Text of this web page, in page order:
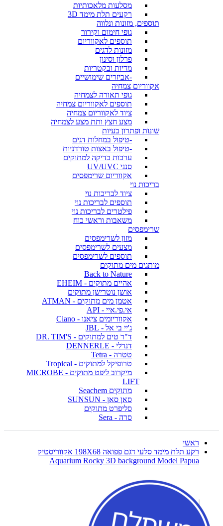
מסלעות מלאכותיות
רקעים תלת מימד 3D
תוספים, מזונות ונלווה
גופי חימום וקירור
תוספים לאקווריום
מזונות לדגים
פרלון וסינון
מדיות ובקטריות
-אביזרים שימושיים
אקווריום צמחיה
גופי תאורה לצמחיה
תוספים לאקווריום צמחיה
ציוד לאקווריום צמחיה
מצע חצץ ותת מצע לצמחיה
שונות ופתרון בעיות
-טיפול במחלות דגים
-טיפול באצות טורדניות
ערכות בדיקה למתוקים
סנני UV/UVC
אקווריום שרימפסים
בריכות נוי
ציוד לבריכות נוי
תוספים לבריכות נוי
פילטרים לבריכות נוי
משאבות וראשי כוח
שרימפסים
מזון לשרימפסים
מצעים לשרימפסים
תוספים לשרימפסים
מותגים מים מתוקים
Back to Nature
אהיים מתוקים - EHEIM
אושן נוטרישן מתוקים
אטמן מים מתוקים - ATMAN
אי.פי.איי - API
אקווריומים ציאנו - Ciano
ג'יי בי אל - JBL
ד"ר טים למתוקים - DR. TIM'S
דנרלי - DENNERLE
טטרה - Tetra
טרופיקל למתוקים - Tropical
מיקרוב ליפט מתוקים - MICROBE
LIFT
מתוקים Seachem
סאן סאן - SUNSUN
סליפרט מתוקים
סרה - Sera
ראשי
רקע תלת מימד סלעי דגם פפואה 198X68 אקווריסטיק
Aquarium Rocky 3D background Model Papua